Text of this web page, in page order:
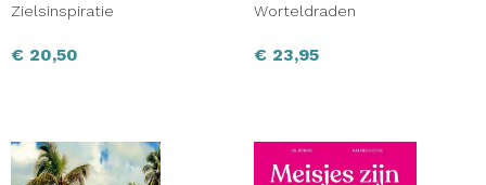
Zielsinspiratie
€ 20,50
Worteldraden
€ 23,95